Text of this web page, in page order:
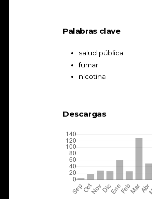
Palabras clave
salud pública
fumar
nicotina
Descargas